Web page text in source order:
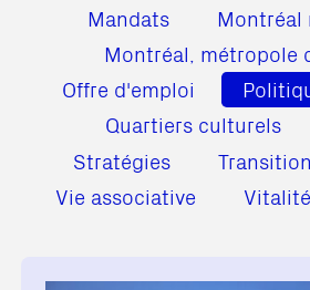
Mandats
Montréal
Montréal, métropole
Offre d'emploi
Quartiers culturels
Stratégies
Vie associative